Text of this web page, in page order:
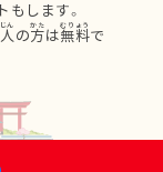
もします。
の方は無料で